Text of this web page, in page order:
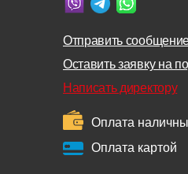
Отправить
Оставить заявку на
Написать директору
Оплата
Оплата картой